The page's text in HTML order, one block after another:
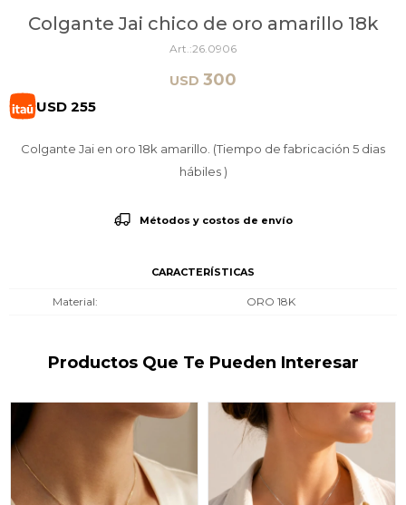
Colgante Jai chico de oro amarillo 18k
26.0906
USD 300
USD 255
Colgante Jai en oro 18k amarillo. (Tiempo de fabricación 5 dias
hábiles )
Métodos y costos de envío
CARACTERÍSTICAS
Material ORO 18K
Productos Que Te Pueden Interesar